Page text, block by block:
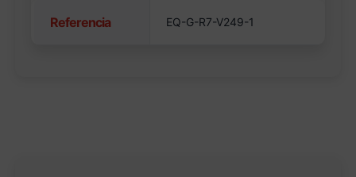
Referencia EQ-G-R7-V249-1